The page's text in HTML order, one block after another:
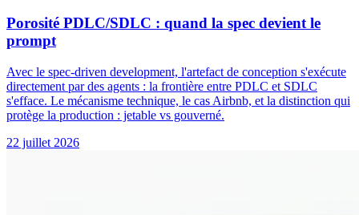
Porosité PDLC/SDLC : quand la spec devient le
prompt
Avec le spec-driven development, l'artefact de conception s'exécute
directement par des agents : la frontière entre PDLC et SDLC
s'efface. Le mécanisme technique, le cas Airbnb, et la distinction qui
protège la production : jetable vs gouverné.
22 juillet 2026